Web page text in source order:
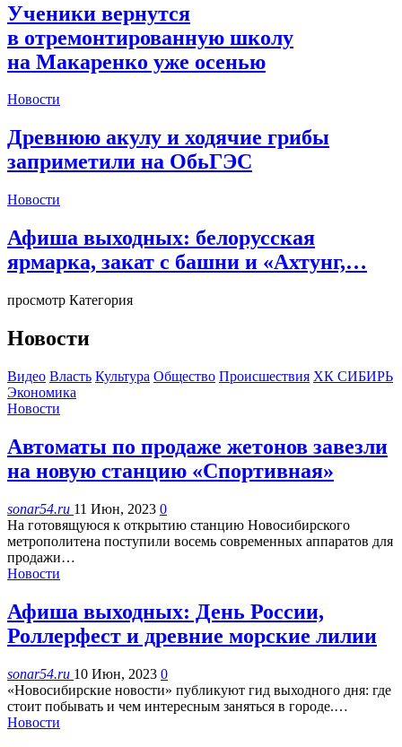
Ученики вернутся
в отремонтированную школу
на Макаренко уже осенью
Новости
Древнюю акулу и ходячие грибы
заприметили на ОбьГЭС
Новости
Афиша выходных: белорусская
ярмарка, закат с башни и «Ахтунг,…
просмотр Категория
Новости
Видео Власть Культура Общество Происшествия ХК СИБИРЬ
Экономика
Новости
Автоматы по продаже жетонов завезли
на новую станцию «Спортивная»
sonar54.ru 11 Июн, 2023 0
На готовящуюся к открытию станцию Новосибирского
метрополитена поступили восемь современных аппаратов для
продажи…
Новости
Афиша выходных: День России,
Роллерфест и древние морские лилии
sonar54.ru 10 Июн, 2023 0
«Новосибирские новости» публикуют гид выходного дня: где
стоит побывать и чем интересным заняться в городе.…
Новости